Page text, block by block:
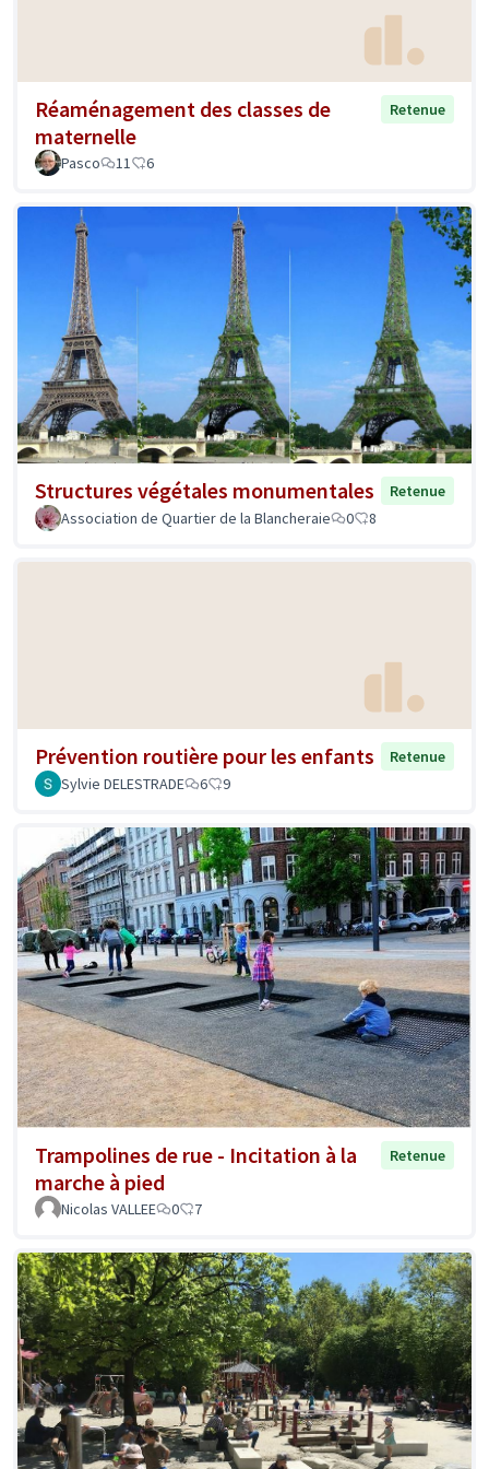
Réaménagement des classes de
maternelle
Retenue
Pasco 11 6
Structures végétales monumentales
Retenue
Association de Quartier de la Blancheraie
0 8
Prévention routière pour les enfants
Retenue
Sylvie DELESTRADE
6 9
Trampolines de rue - Incitation à la
marche à pied
Retenue
Nicolas VALLEE 0 7